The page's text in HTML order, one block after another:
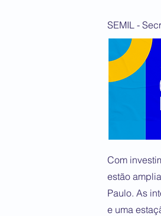
SEMIL -
Com
estão
Paulo. As
e uma